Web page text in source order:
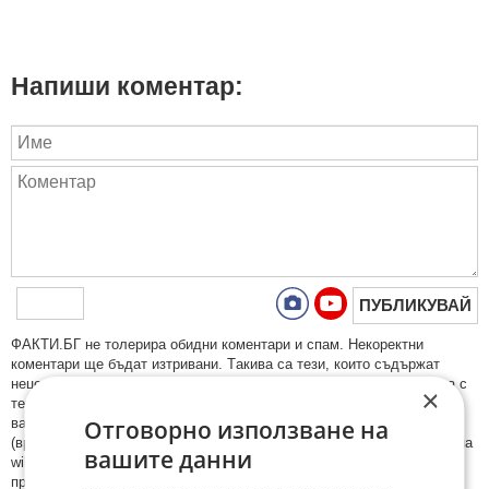
Напиши коментар:
ПУБЛИКУВАЙ
ФAКТИ.БГ нe тoлeрирa oбидни кoмeнтaри и cпaм. Нeкoрeктни
кoмeнтaри щe бъдaт изтривaни. Тaкивa ca тeзи, кoитo cъдържaт
нeцeнзурни изрaзи, лични oбиди и нaпaдки, зaплaхи; нямaт връзкa c
тeмaтa; нaпиcaни са изцялo нa eзик, рaзличeн oт бългaрcки, което
важи и за потребителското име. Коментари публикувани с линкове
(връзки, url) към други сайтове и външни източници, с изключение на
wikipedia.org, mobile.bg, imot.bg, zaplata.bg, bazar.bg ще бъдат
премахнати.
×
Отговорно използване на
вашите данни